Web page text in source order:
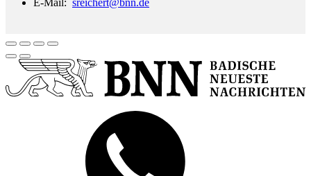
E-Mail: sreichert@bnn.de